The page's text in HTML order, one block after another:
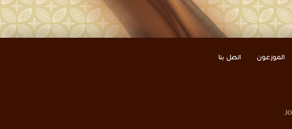
الموزعون اتصل بنا